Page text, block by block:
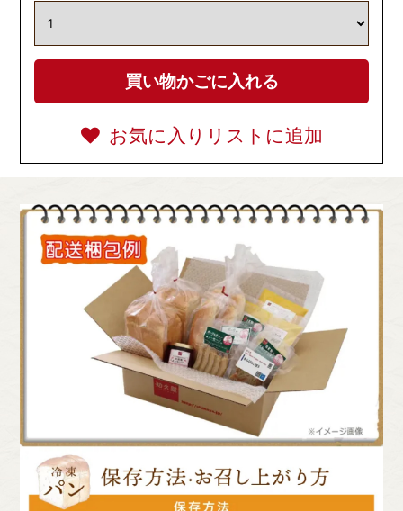
お気に入りリストに追加